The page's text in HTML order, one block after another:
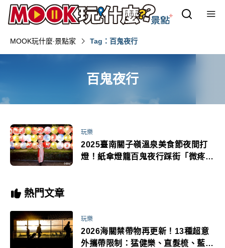
MOOK玩什麼‧景點家 Tag：百鬼夜行
百鬼夜行
玩樂
2025臺南關子嶺溫泉美食節夜間打
燈！紙傘燈籠百鬼夜行踩街「微疼」
熱門文章
玩樂
2026海關禁帶物再更新！13種超意
外攜帶限制：猛健樂、直髮梳、藍牙